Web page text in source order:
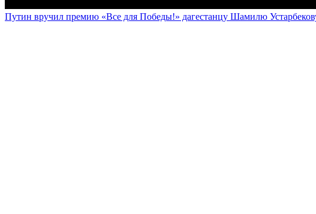
Путин вручил премию «Все для Победы!» дагестанцу Шамилю